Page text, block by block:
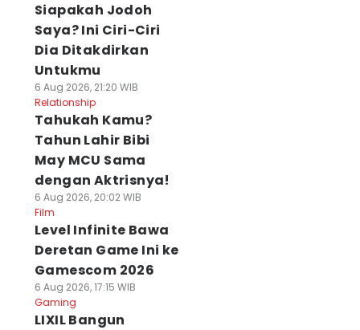
Siapakah Jodoh
Saya? Ini Ciri-Ciri
Dia Ditakdirkan
Untukmu
6 Aug 2026, 21:20 WIB
Relationship
Tahukah Kamu?
Tahun Lahir Bibi
May MCU Sama
dengan Aktrisnya!
6 Aug 2026, 20:02 WIB
Film
Level Infinite Bawa
Deretan Game Ini ke
Gamescom 2026
6 Aug 2026, 17:15 WIB
Gaming
LIXIL Bangun